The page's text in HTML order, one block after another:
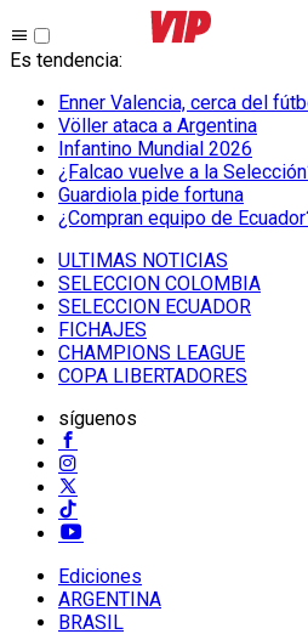
Es tendencia:
Enner Valencia, cerca del
Völler ataca a Argentina
Infantino Mundial 2026
¿Falcao vuelve a la
Guardiola pide fortuna
¿Compran equipo de
ULTIMAS NOTICIAS
SELECCION COLOMBIA
SELECCION ECUADOR
FICHAJES
CHAMPIONS LEAGUE
COPA LIBERTADORES
síguenos
Ediciones
ARGENTINA
BRASIL